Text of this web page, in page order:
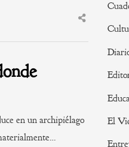
Share
en un archipiélago
El